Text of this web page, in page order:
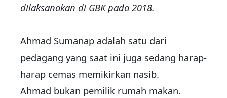
dilaksanakan di GBK pada 2018.
Ahmad Sumanap adalah satu dari
pedagang yang saat ini juga sedang harap-
harap cemas memikirkan nasib.
Ahmad bukan pemilik rumah makan.